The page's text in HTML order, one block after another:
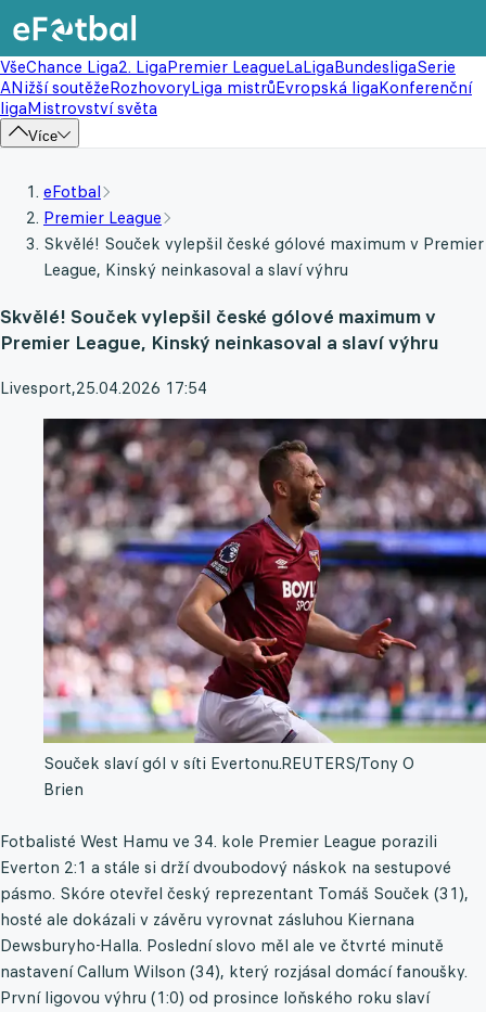
VšeChance Liga2. LigaPremier LeagueLaLigaBundesligaSerie
ANižší soutěžeRozhovoryLiga mistrůEvropská ligaKonferenční
ligaMistrovství světa
Více
eFotbal
Premier League
Skvělé! Souček vylepšil české gólové maximum v Premier
League, Kinský neinkasoval a slaví výhru
Skvělé! Souček vylepšil české gólové maximum v
Premier League, Kinský neinkasoval a slaví výhru
Livesport,25.04.2026 17:54
Souček slaví gól v síti Evertonu.REUTERS/Tony O
Brien
Fotbalisté West Hamu ve 34. kole Premier League porazili
Everton 2:1 a stále si drží dvoubodový náskok na sestupové
pásmo. Skóre otevřel český reprezentant Tomáš Souček (31),
hosté ale dokázali v závěru vyrovnat zásluhou Kiernana
Dewsburyho-Halla. Poslední slovo měl ale ve čtvrté minutě
nastavení Callum Wilson (34), který rozjásal domácí fanoušky.
První ligovou výhru (1:0) od prosince loňského roku slaví